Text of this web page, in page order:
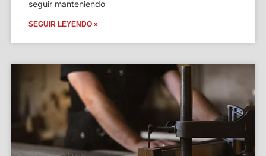
seguir manteniendo
SEGUIR LEYENDO »